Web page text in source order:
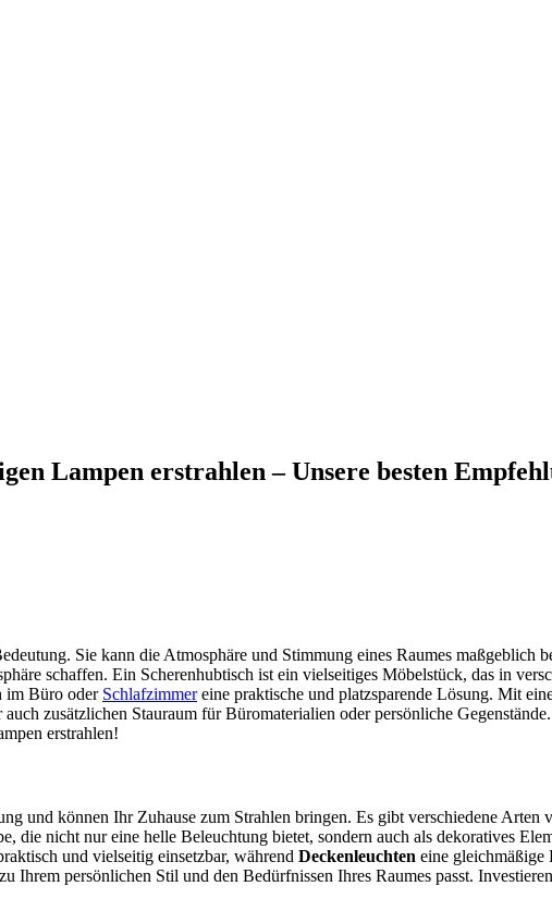
Lampen erstrahlen – Unsere besten
Sie kann die Atmosphäre und Stimmung eines Raumes maßgeblich
schaffen. Ein Scherenhubtisch ist ein vielseitiges Möbelstück, das in
im Büro oder Schlafzimmereine praktische und platzsparende Lösung. Mit
zusätzlichen Stauraum für Büromaterialien oder persönliche
erstrahlen!
und können Ihr Zuhause zum Strahlen bringen. Es gibt verschiedene
die nicht nur eine helle Beleuchtung bietet, sondern auch als dekoratives
und vielseitig einsetzbar, während Deckenleuchten eine gleichmäßige
Ihrem persönlichen Stil und den Bedürfnissen Ihres Raumes passt.